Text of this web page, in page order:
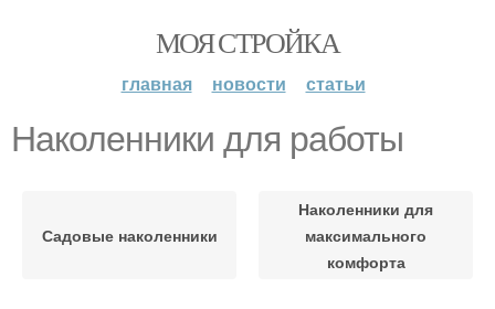
МОЯ СТРОЙКА
главная новости статьи
Наколенники для работы
Садовые наколенники
Наколенники для
максимального
комфорта